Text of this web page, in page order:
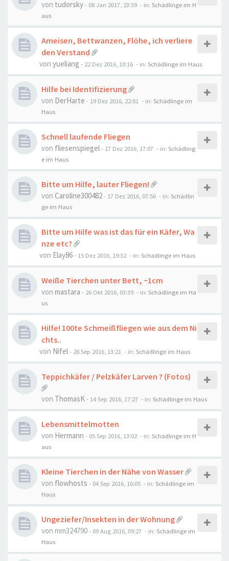
von tudorsky- 08 Jan 2017, 23:59 - in: Schädlinge im H
aus
Ameisen, Bettwanzen, Flöhe, ich verliere
den Verstand
von yueliang - 22 Dez 2016, 10:16 - in: Schädlinge im Haus
Hilfe bei Identifizierung
von DerHarte - 19 Dez 2016, 22:01 - in: Schädlinge im
Haus
Schnell laufende Fliegen
von fliesenspiegel- 17 Dez 2016, 17:07 - in: Schädling
e im Haus
Bitte um Hilfe, lauter Fliegen!
von Caroline300482- 17 Dez 2016, 07:56 - in: Schädlin
ge im Haus
Bitte um Hilfe was ist das für ein Käfer, Wa
nze etc?
von Elay86- 15 Dez 2016, 19:32 - in: Schädlinge im Haus
Weiße Tierchen unter Bett, ~1cm
von mastara - 26 Okt 2016, 03:39 - in: Schädlinge im Ha
us
Hilfe! 100te Schmeißfliegen wie aus dem Ni
chts..
von Nifel- 28 Sep 2016, 13:21 - in: Schädlinge im Haus
Teppichkäfer / Pelzkäfer Larven ? (Fotos)
von ThomasK- 14 Sep 2016, 17:27 - in: Schädlinge im Haus
Lebensmittelmotten
von Hermann - 05 Sep 2016, 13:02 - in: Schädlinge im H
aus
Kleine Tierchen in der Nähe von Wasser
von flowhosts - 04 Sep 2016, 16:05 - in: Schädlinge im
Haus
Ungeziefer/Insekten in der Wohnung
von mm324790- 09 Aug 2016, 09:27 - in: Schädlinge im
Haus